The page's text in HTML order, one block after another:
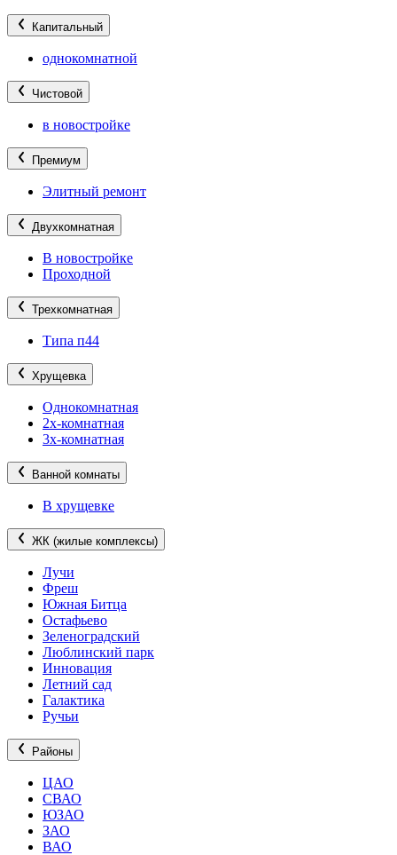
Капитальный
однокомнатной
Чистовой
в новостройке
Премиум
Элитный ремонт
Двухкомнатная
В новостройке
Проходной
Трехкомнатная
Типа п44
Хрущевка
Однокомнатная
2х-комнатная
3х-комнатная
Ванной комнаты
В хрущевке
ЖК (жилые комплексы)
Лучи
Фреш
Южная Битца
Остафьево
Зеленоградский
Люблинский парк
Инновация
Летний сад
Галактика
Ручьи
Районы
ЦАО
СВАО
ЮЗАО
ЗАО
ВАО